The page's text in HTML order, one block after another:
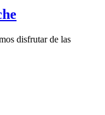
disfrutar de las